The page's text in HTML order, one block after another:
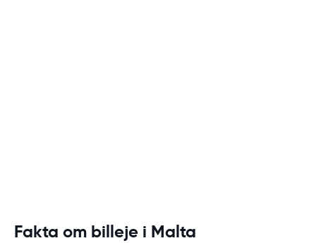
Fakta om billeje i Malta